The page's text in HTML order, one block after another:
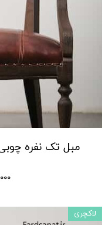
مبل تک نفره
لاکچری